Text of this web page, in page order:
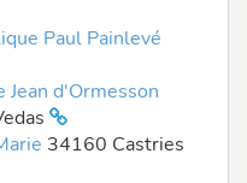
Paul Painlevé
Jean d'Ormesson
34160 Castries